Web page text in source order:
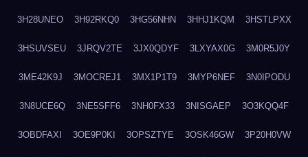
3H28UNEO 3H92RKQ0 3HG56NHN 3HHJ1KQM 3HSTLPXX
3HSUVSEU 3JRQV2TE 3JX0QDYF 3LXYAX0G 3M0R5J0Y
3ME42K9J 3MOCREJ1 3MX1P1T9 3MYP6NEF 3N0IPODU
3N8UCE6Q 3NE5SFF6 3NH0FX33 3NISGAEP 3O3KQQ4F
3OBDFAXI 3OE9P0KI 3OPSZTYE 3OSK46GW 3P20H0VW